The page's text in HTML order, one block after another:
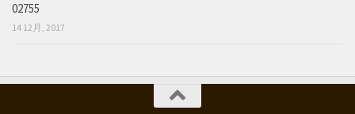
02755
14 12月, 2017